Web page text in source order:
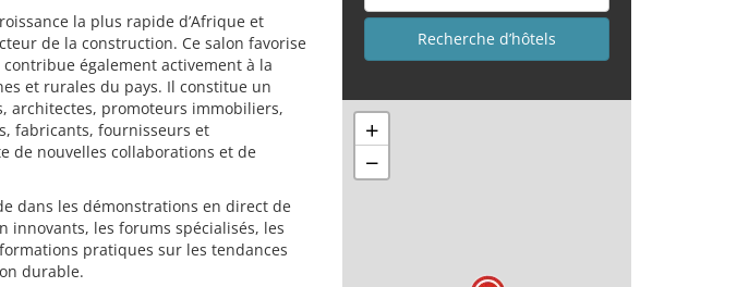
la plus rapide d’Afrique et
de la construction. Ce salon favorise
également activement à la
et rurales du pays. Il constitue un
architectes, promoteurs immobiliers,
fabricants, fournisseurs et
de nouvelles collaborations et de
dans les démonstrations en direct de
innovants, les forums spécialisés, les
pratiques sur les tendances
durable.
+
−